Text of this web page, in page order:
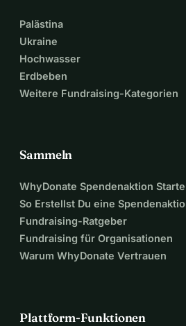
Palästina
Ukraine
Hochwasser
Erdbeben
Weitere Fundraising-Kategorien
Sammeln
WhyDonate Spendenaktion
So Erstellst Du eine
Fundraising-Ratgeber
Fundraising für Organisationen
Warum WhyDonate Vertrauen
Plattform-Funktionen